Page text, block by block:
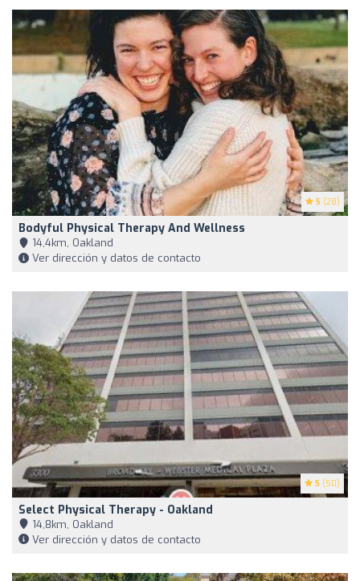
5 (28)
Bodyful Physical Therapy And Wellness
14,4km, Oakland
Ver dirección y datos de contacto
5 (50)
Select Physical Therapy - Oakland
14,8km, Oakland
Ver dirección y datos de contacto